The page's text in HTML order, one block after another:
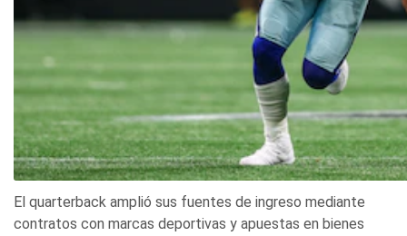
El quarterback amplió sus fuentes de ingreso mediante
contratos con marcas deportivas y apuestas en bienes